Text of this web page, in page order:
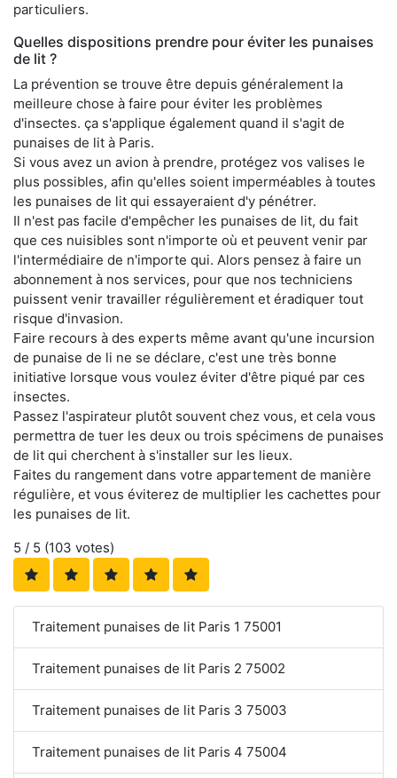
particuliers.
Quelles dispositions prendre pour éviter les punaises
de lit ?
La prévention se trouve être depuis généralement la
meilleure chose à faire pour éviter les problèmes
d'insectes. ça s'applique également quand il s'agit de
punaises de lit à Paris.
Si vous avez un avion à prendre, protégez vos valises le
plus possibles, afin qu'elles soient imperméables à toutes
les punaises de lit qui essayeraient d'y pénétrer.
Il n'est pas facile d'empêcher les punaises de lit, du fait
que ces nuisibles sont n'importe où et peuvent venir par
l'intermédiaire de n'importe qui. Alors pensez à faire un
abonnement à nos services, pour que nos techniciens
puissent venir travailler régulièrement et éradiquer tout
risque d'invasion.
Faire recours à des experts même avant qu'une incursion
de punaise de li ne se déclare, c'est une très bonne
initiative lorsque vous voulez éviter d'être piqué par ces
insectes.
Passez l'aspirateur plutôt souvent chez vous, et cela vous
permettra de tuer les deux ou trois spécimens de punaises
de lit qui cherchent à s'installer sur les lieux.
Faites du rangement dans votre appartement de manière
régulière, et vous éviterez de multiplier les cachettes pour
les punaises de lit.
5 / 5 (103 votes)
Traitement punaises de lit Paris 1 75001
Traitement punaises de lit Paris 2 75002
Traitement punaises de lit Paris 3 75003
Traitement punaises de lit Paris 4 75004